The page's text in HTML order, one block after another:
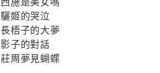
驪姬的哭泣
長梧子的大夢
影子的對話
莊周夢見蝴蝶